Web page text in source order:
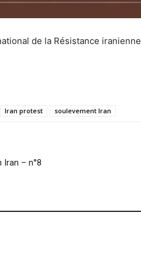
de la Résistance iranienne
Iran protest soulevement Iran
– n°8